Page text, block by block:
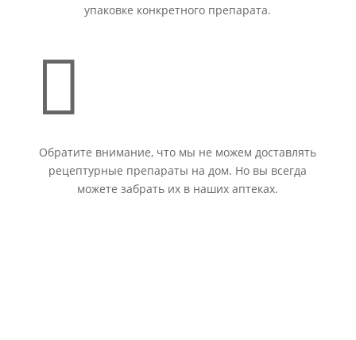
упаковке конкретного препарата.

Обратите внимание, что мы не можем доставлять
рецептурные препараты на дом. Но вы всегда
можете забрать их в наших аптеках.